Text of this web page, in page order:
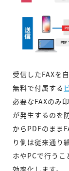
受信したFAXを
無料で付属する
必要なFAXのみ
が発生するのを
からPDFのまま
り側は従来通り
ホやPCで行うこ